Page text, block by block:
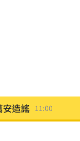
安造謠 11:00